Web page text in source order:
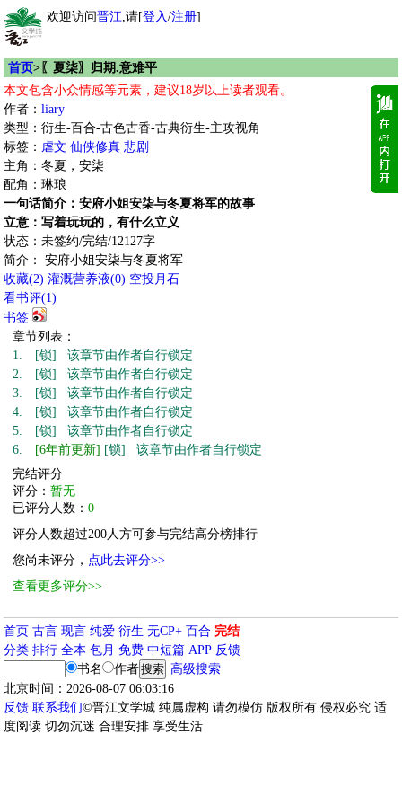
欢迎访问晋江,请[登入/注册]
首页>〖夏柒〗归期.意难平
本文包含小众情感等元素，建议18岁以上读者观看。
作者： liary
类型：衍生-百合-古色古香-古典衍生-主攻视角
标签： 虐文 仙侠修真 悲剧
主角：冬夏，安柒
配角：琳琅
一句话简介：安府小姐安柒与冬夏将军的故事
立意：写着玩玩的，有什么立义
状态：未签约/完结/12127字
简介： 安府小姐安柒与冬夏将军
收藏(2) 灌溉营养液(0) 空投月石
看书评(1)
书签
章节列表：
1.
[锁] 该章节由作者自行锁定
2.
[锁] 该章节由作者自行锁定
3.
[锁] 该章节由作者自行锁定
4.
[锁] 该章节由作者自行锁定
5.
[锁] 该章节由作者自行锁定
6.
[6年前更新] [锁] 该章节由作者自行锁定
完结评分
评分： 暂无
已评分人数： 0
评分人数超过200人方可参与完结高分榜排行
您尚未评分， 点此去评分>>
查看更多评分>>
首页 古言 现言 纯爱 衍生 无CP+ 百合 完结
分类 排行 全本 包月 免费 中短篇 APP 反馈
书名
作者
高级搜索
北京时间：2026-08-07 06:03:16
反馈 联系我们©晋江文学城 纯属虚构 请勿模仿 版权所有 侵权必究 适
度阅读 切勿沉迷 合理安排 享受生活